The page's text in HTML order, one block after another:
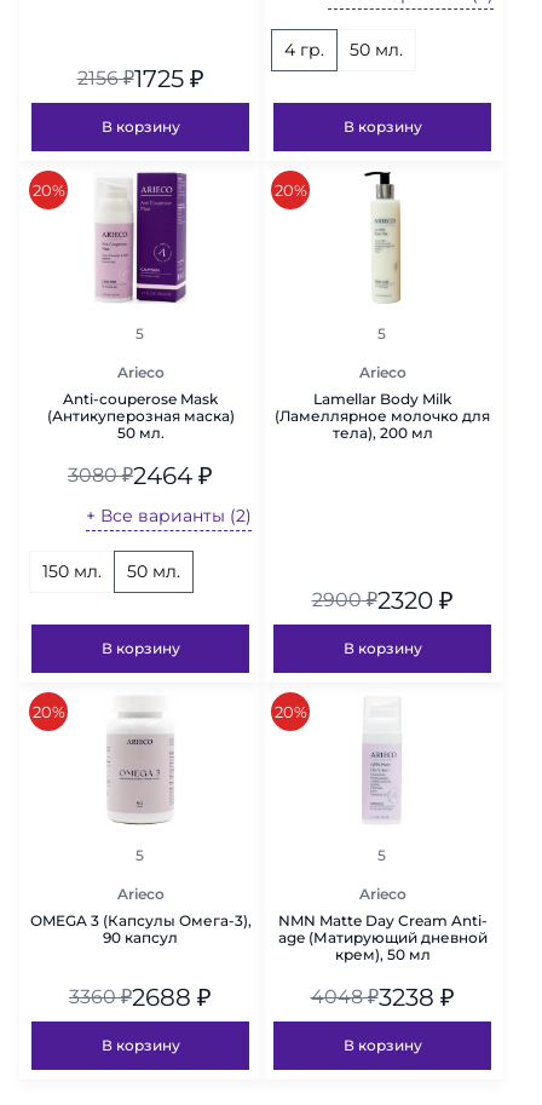
2156₽1725₽
В корзину
4 гр. 50 мл.
В корзину
скидка
20%
рейтинг
5
Arieco
Anti-couperose Mask
(Антикуперозная маска)
50 мл.
3080₽2464 ₽
+ Все варианты (2)
150 мл. 50 мл.
В корзину
скидка
20%
рейтинг
5
Arieco
Lamellar Body Milk
(Ламеллярное молочко для
тела), 200 мл
2900₽2320₽
В корзину
скидка
20%
рейтинг
5
Arieco
OMEGA 3 (Капсулы Омега-3),
90 капсул
3360₽2688 ₽
В корзину
скидка
20%
рейтинг
5
Arieco
NMN Matte Day Cream Anti-
age (Матирующий дневной
крем), 50 мл
4048₽3238 ₽
В корзину